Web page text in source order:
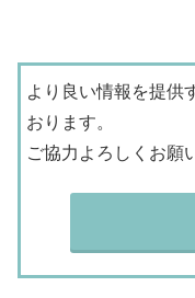
より良い情報を提供
おります。
ご協力よろしくお願